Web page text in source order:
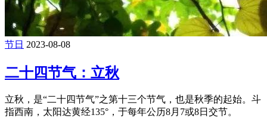
节日 2023-08-08
二十四节气：立秋
立秋，是“二十四节气”之第十三个节气，也是秋季的起始。斗
指西南，太阳达黄经135°，于每年公历8月7或8日交节。